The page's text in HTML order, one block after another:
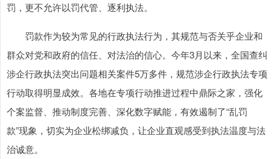
罚，更不允许以罚代管、逐利执法。
罚款作为较为常见的行政执法行为，其规范与否关乎企业和
群众对党和政府的信任、对法治的信心。今年3月以来，全国查纠
涉企行政执法突出问题相关案件5万多件，规范涉企行政执法专项
行动取得明显成效。各地在专项行动推进过程中鼎际之家，强化
个案监督、推动制度完善、深化数字赋能，有效遏制了“乱罚
款”现象，切实为企业松绑减负，让企业直观感受到执法温度与法
治诚意。